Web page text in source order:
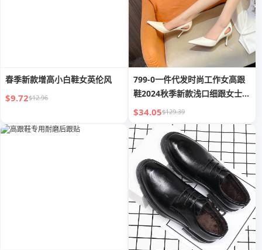
春季新款增高小白鞋女英伦风
$9.72$12.96
799-0一件代发时尚工作女高跟
鞋2024秋季新款浅口细跟女士单
鞋子
$34.05$129.39